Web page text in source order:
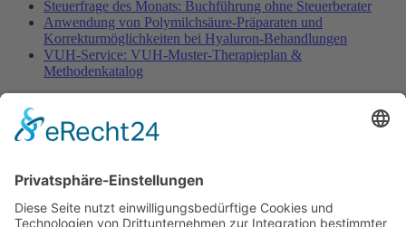
Steuerfrage des Monats: Buchführung ohne Steuerberater
Anwendung von Polymilchsäure-Präparaten und
Korrekturmöglichkeiten bei Hyaluron-Behandlungen
VUH-Service: VUH-Muster-Therapieplan &
Methodenkatalog
Fachinformationen
Erstattungsfähige rezeptfreie Medikamente
Studie: Reduziert das Darmbakterium Bacteroides vulgatus
Heißhunger auf Süßes?